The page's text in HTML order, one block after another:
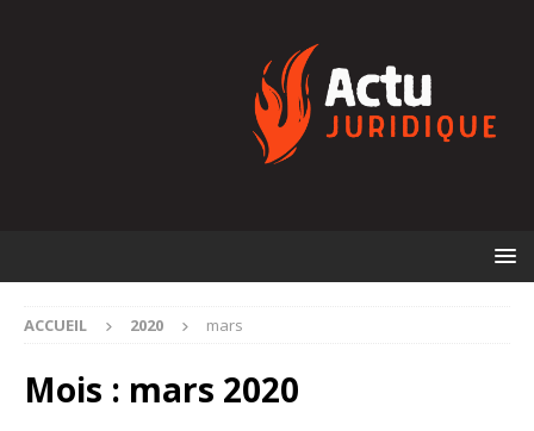
ACCUEIL 2020 mars
Mois : mars 2020